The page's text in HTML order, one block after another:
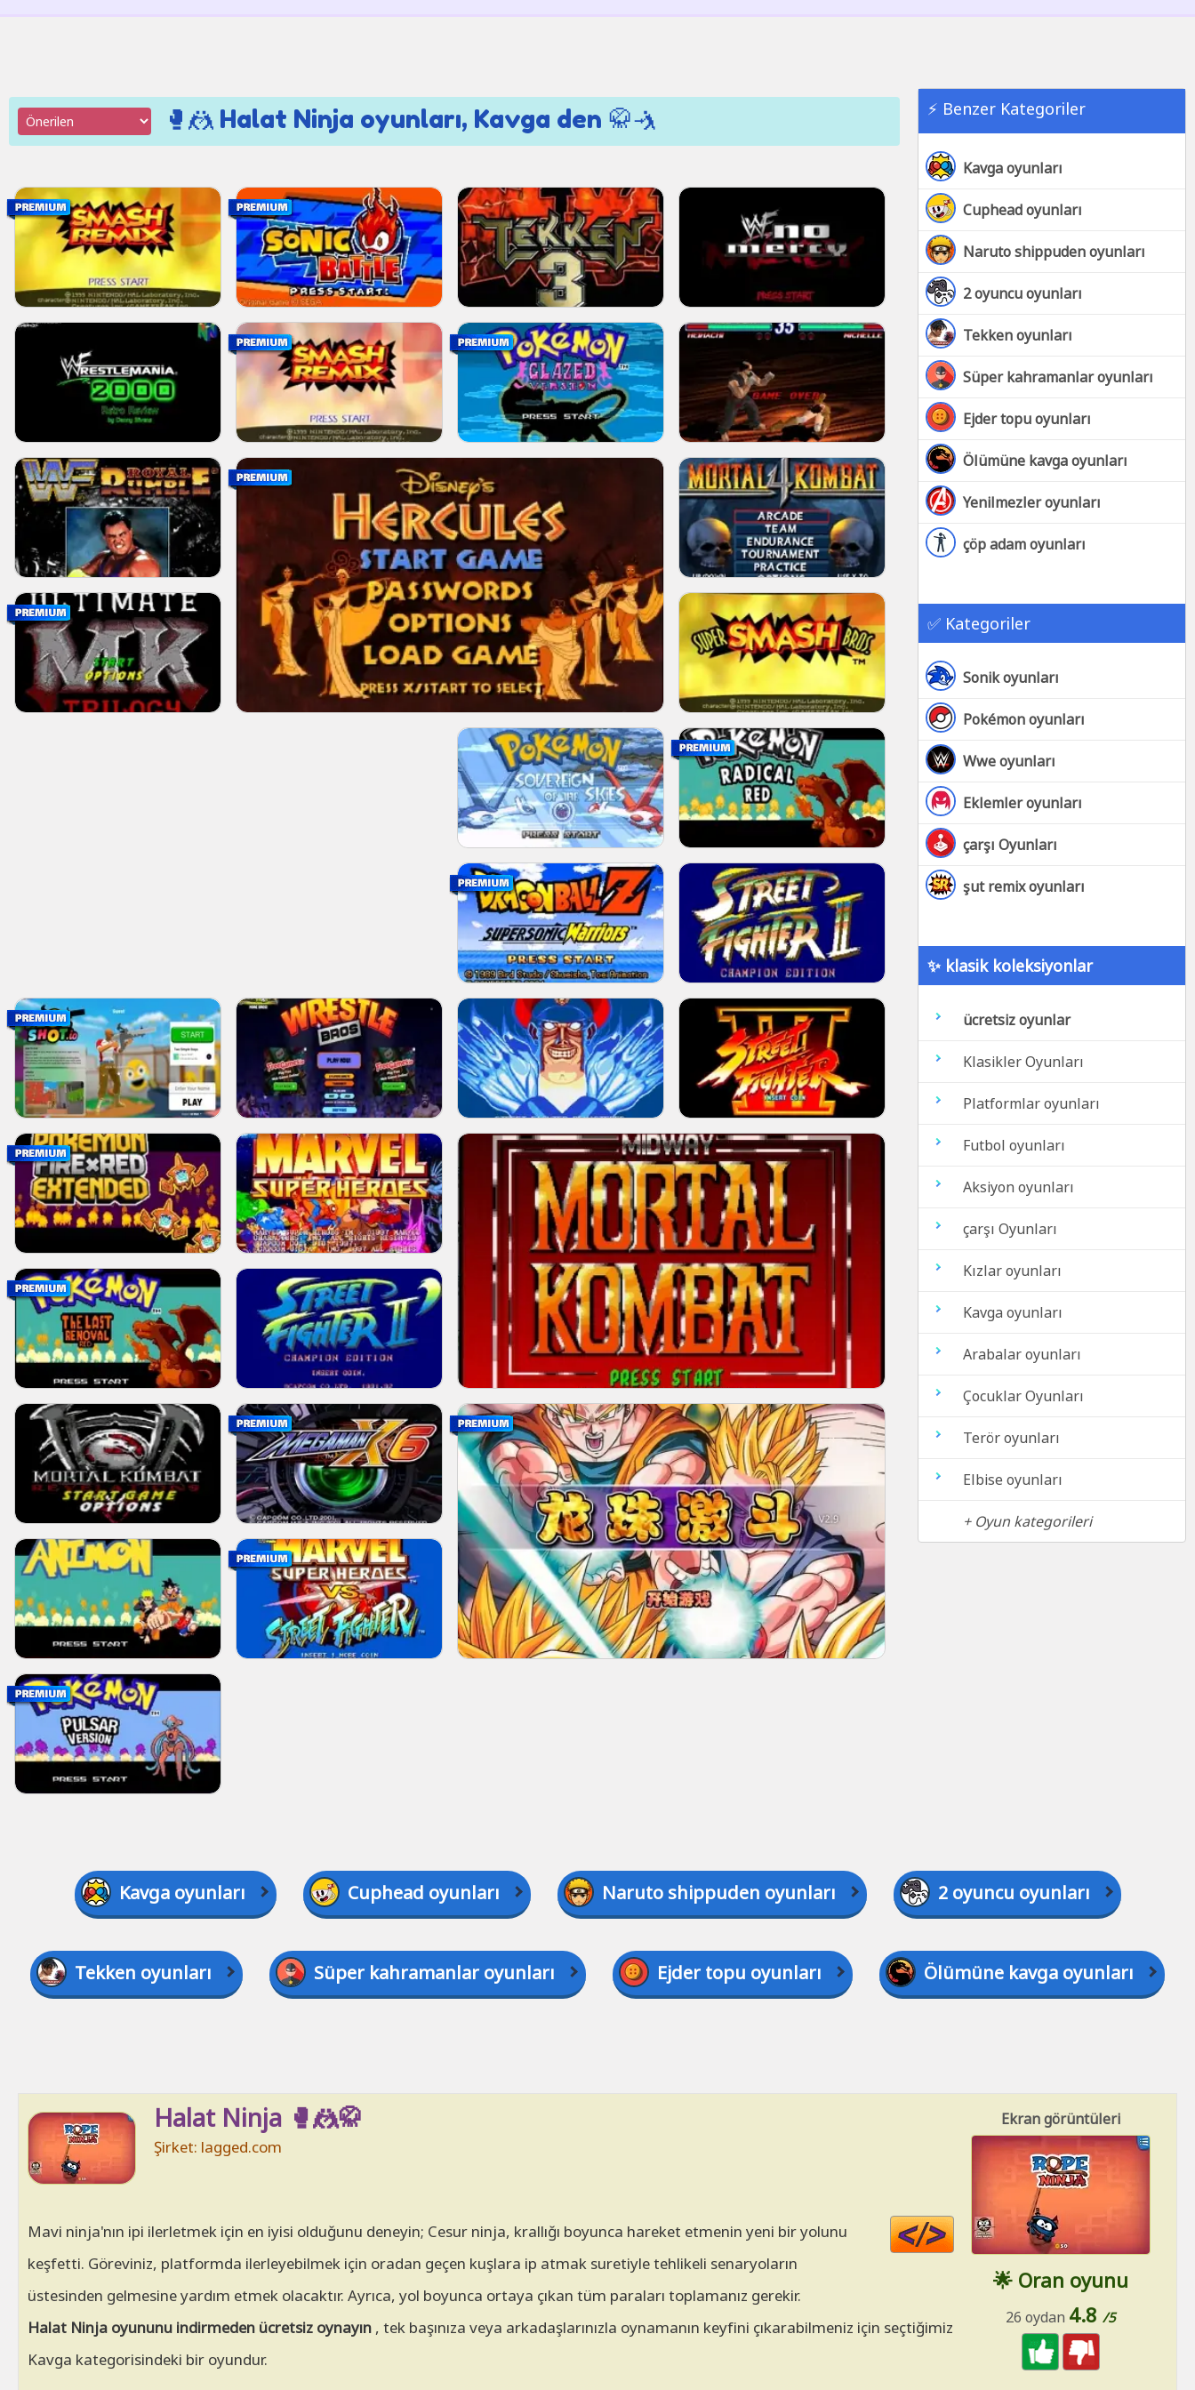
⚡ Benzer Kategoriler
Kavga oyunları
Cuphead oyunları
Naruto shippuden oyunları
2 oyuncu oyunları
Tekken oyunları
Süper kahramanlar oyunları
Ejder topu oyunları
Ölümüne kavga oyunları
Yenilmezler oyunları
çöp adam oyunları
✅ Kategoriler
Sonik oyunları
Pokémon oyunları
Wwe oyunları
Eklemler oyunları
çarşı Oyunları
şut remix oyunları
✨ klasik koleksiyonlar
ücretsiz oyunlar
Klasikler Oyunları
Platformlar oyunları
Futbol oyunları
Aksiyon oyunları
çarşı Oyunları
Kızlar oyunları
Kavga oyunları
Arabalar oyunları
Çocuklar Oyunları
Terör oyunları
Elbise oyunları
+ Oyun kategorileri
🥊🤼 Halat Ninja oyunları, Kavga den 🥋🤺
Kavga oyunları Cuphead oyunları Naruto shippuden oyunları 2 oyuncu oyunları
Tekken oyunları Süper kahramanlar oyunları Ejder topu oyunları Ölümüne kavga oyunları
Ekran görüntüleri
🌟 Oran oyunu
26 oydan 4.8 /5
Halat Ninja 🥊🤼🥋
Şirket: lagged.com
Code
HTML
Mavi ninja'nın ipi ilerletmek için en iyisi olduğunu deneyin; Cesur ninja, krallığı boyunca hareket etmenin yeni bir yolunu
keşfetti. Göreviniz, platformda ilerleyebilmek için oradan geçen kuşlara ip atmak suretiyle tehlikeli senaryoların
üstesinden gelmesine yardım etmek olacaktır. Ayrıca, yol boyunca ortaya çıkan tüm paraları toplamanız gerekir.
Halat Ninja oyununu indirmeden ücretsiz oynayın , tek başınıza veya arkadaşlarınızla oynamanın keyfini çıkarabilmeniz için seçtiğimiz
Kavga kategorisindeki bir oyundur.